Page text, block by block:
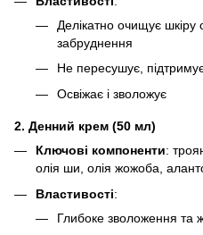
Делікатно очищує шкіру
забруднення
Не пересушує,
Освіжає і зволожує
2. Денний крем (50 мл)
Ключові компоненти:
олія ши, олія жожоба,
Властивості:
Глибоке зволоження та